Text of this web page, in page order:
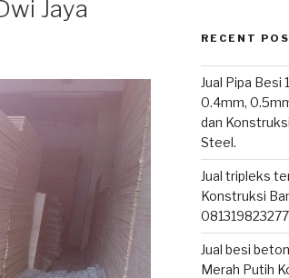
Jaya
RECENT
Jual Pipa Besi
0.4mm,
dan
Steel.
Jual tripleks
Konstruksi
Jual besi
Merah Putih